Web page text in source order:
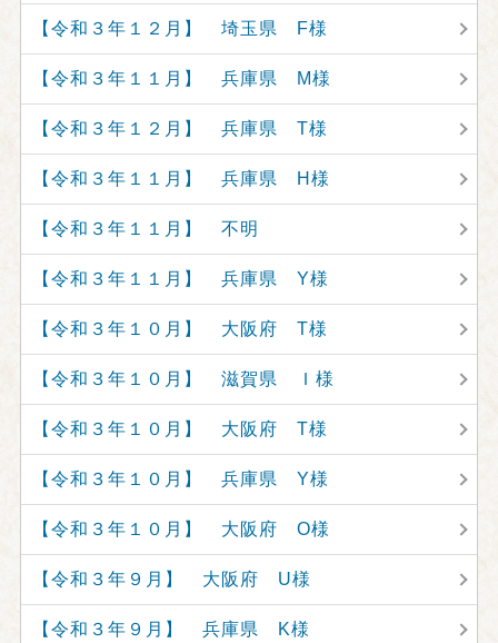
【令和３年１２月】 埼玉県 F様
【令和３年１１月】 兵庫県 M様
【令和３年１２月】 兵庫県 T様
【令和３年１１月】 兵庫県 H様
【令和３年１１月】 不明
【令和３年１１月】 兵庫県 Y様
【令和３年１０月】 大阪府 T様
【令和３年１０月】 滋賀県 Ｉ様
【令和３年１０月】 大阪府 T様
【令和３年１０月】 兵庫県 Y様
【令和３年１０月】 大阪府 O様
【令和３年９月】 大阪府 U様
【令和３年９月】 兵庫県 K様